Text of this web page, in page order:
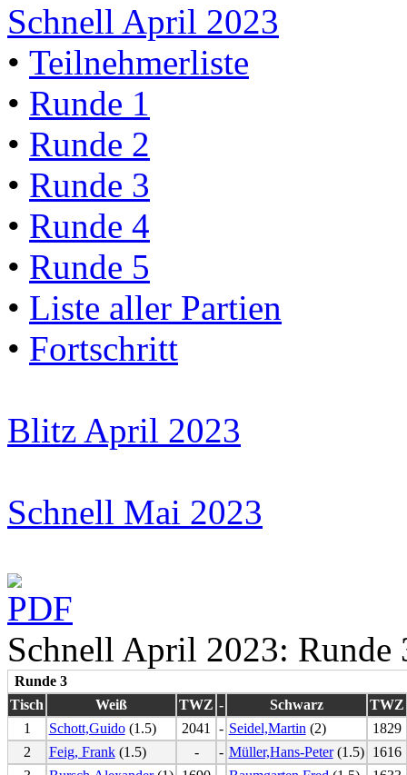
Schnell April 2023
• Teilnehmerliste
• Runde 1
• Runde 2
• Runde 3
• Runde 4
• Runde 5
• Liste aller Partien
• Fortschritt
Blitz April 2023
Schnell Mai 2023
Schnell April 2023:
Runde 3
Tisch
Weiß TWZ - Schwarz
TWZ
1
Schott,Guido(1.5) 2041 - Seidel,Martin (2)
1829
2
Feig, Frank(1.5) - - Müller,Hans-Peter(1.5)
1616